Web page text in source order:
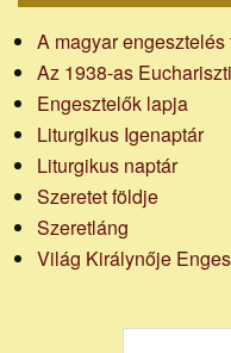
A magyar engesztelés
Az 1938-as
Engesztelők lapja
Liturgikus Igenaptár
Liturgikus naptár
Szeretet földje
Szeretláng
Világ Királynője